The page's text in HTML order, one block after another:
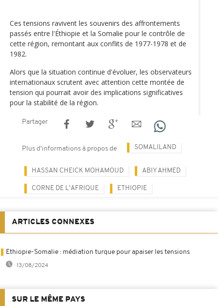
Ces tensions ravivent les souvenirs des affrontements
passés entre l'Éthiopie et la Somalie pour le contrôle de
cette région, remontant aux conflits de 1977-1978 et de
1982.
Alors que la situation continue d'évoluer, les observateurs
internationaux scrutent avec attention cette montée de
tension qui pourrait avoir des implications significatives
pour la stabilité de la région.
Partager
Plus d'informations à propos de SOMALILAND
HASSAN CHEICK MOHAMOUD ABIY AHMED
CORNE DE L'AFRIQUE ETHIOPIE
ARTICLES CONNEXES
Ethiopie-Somalie : médiation turque pour apaiser les tensions
13/08/2024
SUR LE MÊME PAYS